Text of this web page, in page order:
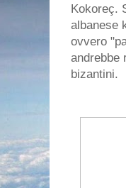
Kokoreç.
albanese
ovvero
andrebbe
bizantini.